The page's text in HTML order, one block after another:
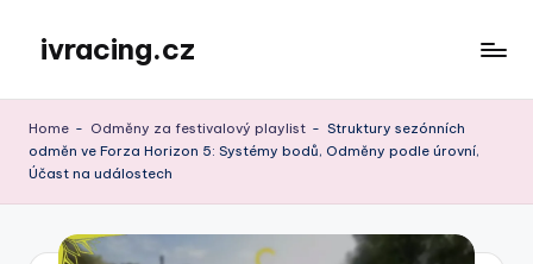
content
ivracing.cz
Home - Odměny za festivalový playlist - Struktury sezónních
odměn ve Forza Horizon 5: Systémy bodů, Odměny podle úrovní,
Účast na událostech